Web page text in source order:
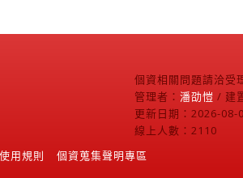
個資相關問題請洽受
管理者： 潘劭愷 / 建
更新日期：2026-08-
線上人數：2110
用規則 個資蒐集聲明專區